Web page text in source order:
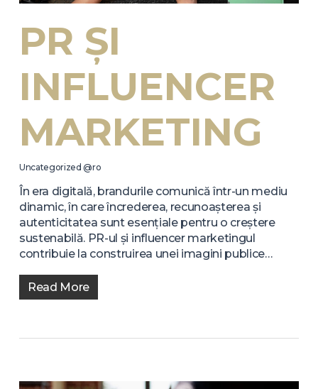
PR ȘI
INFLUENCER
MARKETING
Uncategorized @ro
În era digitală, brandurile comunică într-un mediu
dinamic, în care încrederea, recunoașterea și
autenticitatea sunt esențiale pentru o creștere
sustenabilă. PR-ul și influencer marketingul
contribuie la construirea unei imagini publice…
Read More